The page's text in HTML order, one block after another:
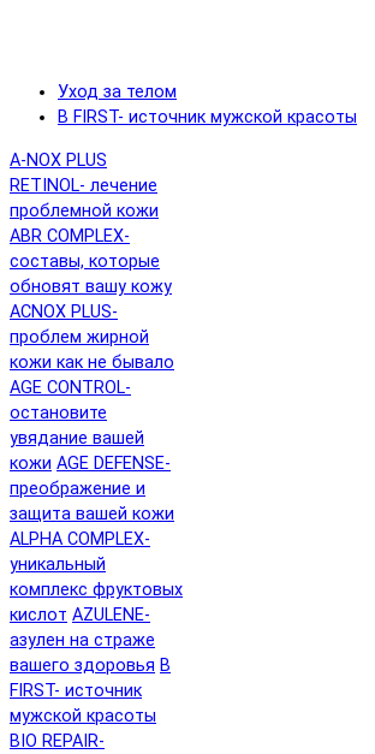
Уход за телом
B FIRST- источник мужской красоты
A-NOX PLUS
RETINOL- лечение
проблемной кожи
ABR COMPLEX-
составы, которые
обновят вашу кожу
ACNOX PLUS-
проблем жирной
кожи как не бывало
AGE CONTROL-
остановите
увядание вашей
кожи AGE DEFENSE-
преображение и
защита вашей кожи
ALPHA COMPLEX-
уникальный
комплекс фруктовых
кислот AZULENE-
азулен на страже
вашего здоровья B
FIRST- источник
мужской красоты
BIO REPAIR-